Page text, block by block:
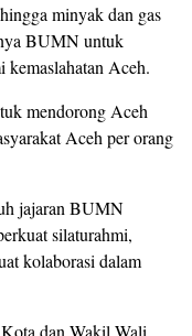
minyak dan gas
BUMN untuk
kemaslahatan Aceh.
mendorong Aceh
Aceh per orang
jajaran BUMN
silaturahmi,
kolaborasi dalam
dan Wakil Wali